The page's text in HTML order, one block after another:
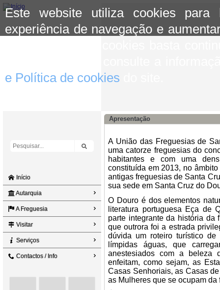
Este website utiliza cookies para
experiência de navegação e
e Política de cookies
Início
Autarquia
A Freguesia
Visitar
Serviços
Contactos / Info
Apresentação
A União das Freguesias de
uma catorze freguesias do
habitantes e com uma
constituída em 2013, no
antigas freguesias de Santa
sua sede em Santa Cruz do
O Douro é dos elementos
literatura portuguesa Eça de
parte integrante da história da
que outrora foi a estrada
dúvida um roteiro turístico
límpidas águas, que
anestesiados com a beleza
enfeitam, como sejam, as
Casas Senhoriais, as Casas
as Mulheres que se ocupam da